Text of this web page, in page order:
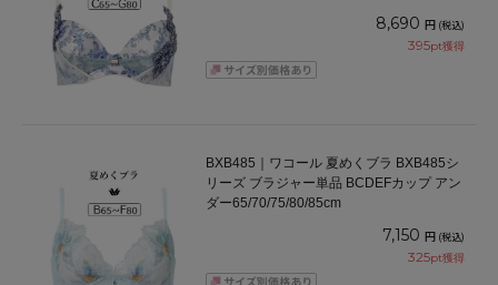
8,690 円 (税込)
395pt獲得
BXB485｜ワコール 夏めくブラ BXB485シ
リーズ ブラジャー単品 BCDEFカップ アン
ダー65/70/75/80/85cm
7,150 円 (税込)
325pt獲得